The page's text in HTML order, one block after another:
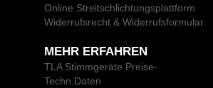
Online Streitschlichtungsplattform
Widerrufsrecht & Widerrufsformular
MEHR ERFAHREN
TLA Stimmgeräte Preise-
Techn.Daten